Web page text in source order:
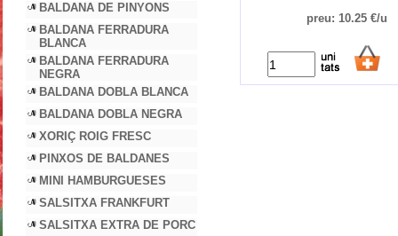
preu: 10.25 €/u
BALDANA DE PINYONS
BALDANA FERRADURA
BLANCA
BALDANA FERRADURA
NEGRA
BALDANA DOBLA BLANCA
BALDANA DOBLA NEGRA
XORIÇ ROIG FRESC
PINXOS DE BALDANES
MINI HAMBURGUESES
SALSITXA FRANKFURT
SALSITXA EXTRA DE PORC